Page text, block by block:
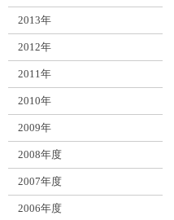
2013年
2012年
2011年
2010年
2009年
2008年度
2007年度
2006年度